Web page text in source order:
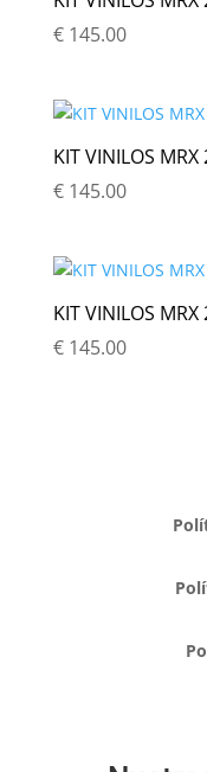
€145.00
KIT VINILOS
€145.00
KIT VINILOS
€145.00